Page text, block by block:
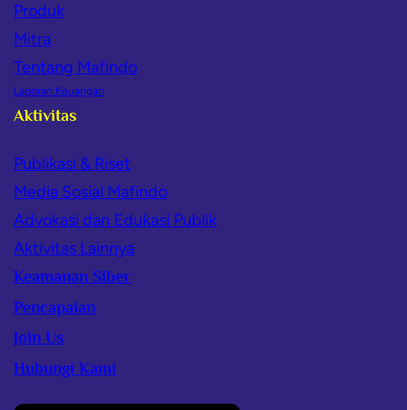
Produk
Mitra
Tentang Mafindo
Laporan Keuangan
Aktivitas
Publikasi & Riset
Media Sosial Mafindo
Advokasi dan Edukasi Publik
Aktivitas Lainnya
Keamanan Siber
Pencapaian
Join Us
Hubungi Kami